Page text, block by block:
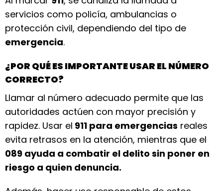
servicios como policía, ambulancias o
protección civil, dependiendo del tipo de
emergencia.
¿POR QUÉ ES IMPORTANTE USAR EL NÚMERO
CORRECTO?
Llamar al número adecuado permite que las
autoridades actúen con mayor precisión y
rapidez. Usar el 911 para emergencias reales
evita retrasos en la atención, mientras que el
089 ayuda a combatir el delito sin poner en
riesgo a quien denuncia.